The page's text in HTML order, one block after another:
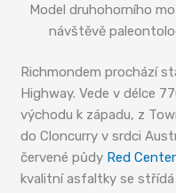
Model druhohorního
návštěvě
Richmondem prochází
Highway. Vede v délce
východu k západu, z
do Cloncurry v srdci
červené půdy Red Center
kvalitní asfaltky se střídá